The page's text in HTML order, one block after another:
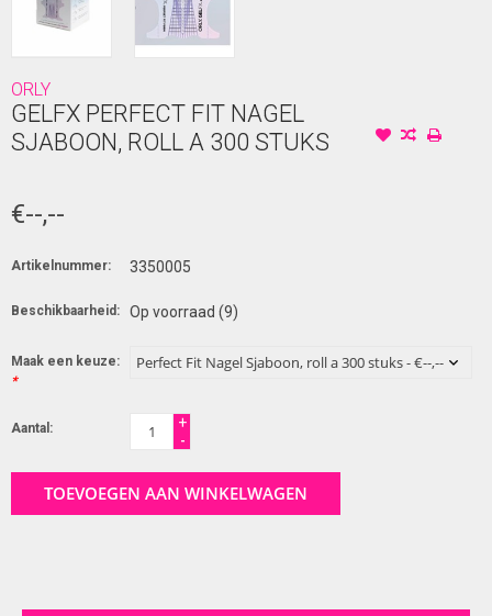
ORLY
GELFX PERFECT FIT NAGEL
SJABOON, ROLL A 300 STUKS
€--,--
Artikelnummer: 3350005
Beschikbaarheid: Op voorraad (9)
Maak een keuze:
*
Aantal:
+
-
TOEVOEGEN AAN WINKELWAGEN